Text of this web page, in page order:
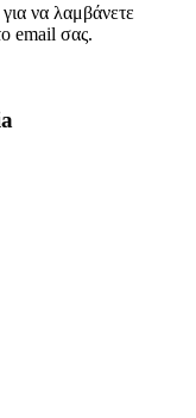
να λαμβάνετε
email σας.